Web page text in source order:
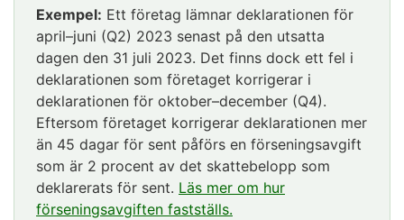
Exempel: Ett företag lämnar deklarationen för
april–juni (Q2) 2023 senast på den utsatta
dagen den 31 juli 2023. Det finns dock ett fel i
deklarationen som företaget korrigerar i
deklarationen för oktober–december (Q4).
Eftersom företaget korrigerar deklarationen mer
än 45 dagar för sent påförs en förseningsavgift
som är 2 procent av det skattebelopp som
deklarerats för sent. Läs mer om hur
förseningsavgiften fastställs.